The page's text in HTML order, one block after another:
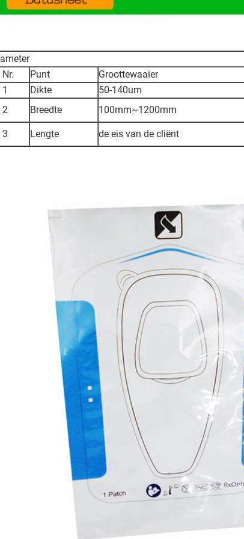
Punt Groottewaaier
Dikte 50-140um
Breedte 100mm~1200mm
Lengte de eis van de cliënt